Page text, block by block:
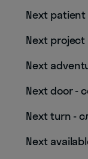
Next
Next
Next
Next door -
Next turn -
Next